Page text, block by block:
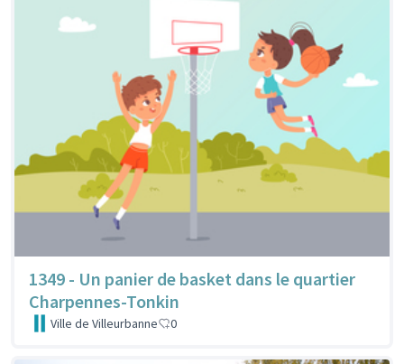
1349 - Un panier de basket dans le quartier
Charpennes-Tonkin
Ville de Villeurbanne 0